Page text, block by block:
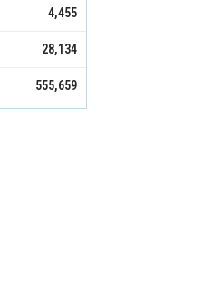
4,455
28,134
555,659